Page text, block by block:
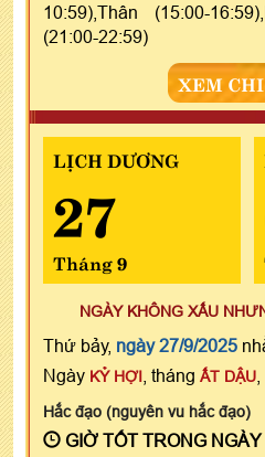
10:59),Thân (15:00-
(21:00-22:59)
XEM
LỊCH DƯƠNG
27
Tháng 9
NGÀY KHÔNG XẤU
Thứ bảy, ngày 27/9/2025
Ngày KỶ HỢI , tháng ẤT DẬU
Hắc đạo (nguyên vu hắc đạo)
GIỜ TỐT TRONG NGÀY